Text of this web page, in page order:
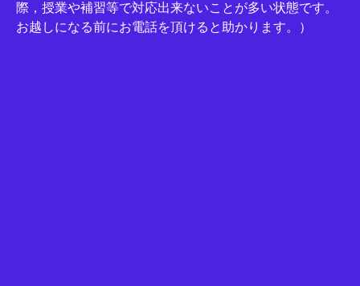
際，授業や補習等で対応出来ないことが多い状態です。
お越しになる前にお電話を頂けると助かります。）